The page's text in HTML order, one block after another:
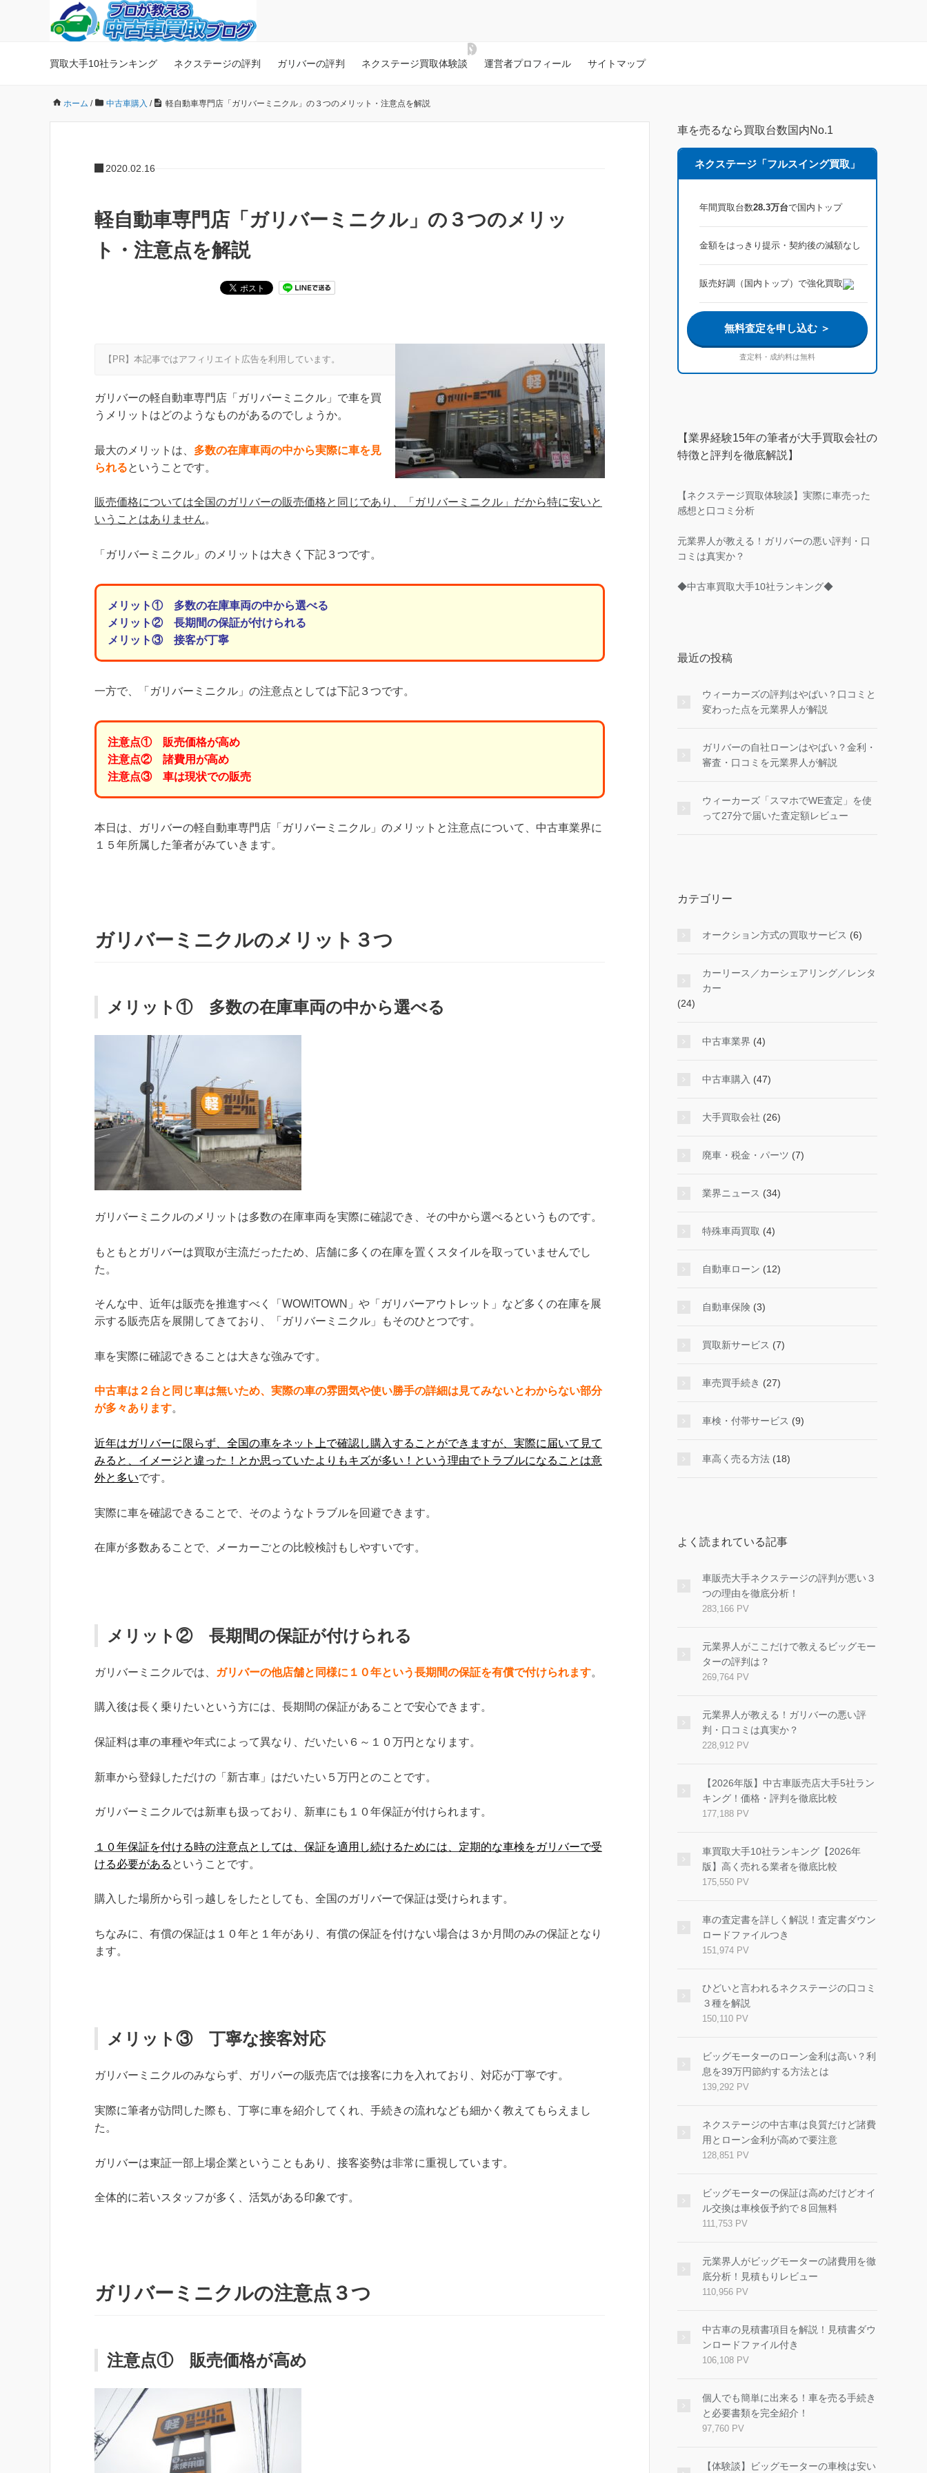
買取大手10社ランキング ネクステージの評判 ガリバーの評判 ネクステージ買取体験談 運営者プロフィール サイトマップ
ホーム / 中古車購入 / 軽自動車専門店「ガリバーミニクル」の３つのメリット・注意点を解説
2020.02.16
軽自動車専門店「ガリバーミニクル」の３つのメリッ
ト・注意点を解説
【PR】本記事ではアフィリエイト広告を利用しています。
ガリバーの軽自動車専門店「ガリバーミニクル」で車を買
うメリットはどのようなものがあるのでしょうか。
最大のメリットは、 多数の在庫車両の中から実際に車を見
られるということです。
販売価格については全国のガリバーの販売価格と同じであり、「ガリバーミニクル」だから特に安いと
いうことはありません。
「ガリバーミニクル」のメリットは大きく下記３つです。
メリット① 多数の在庫車両の中から選べる
メリット② 長期間の保証が付けられる
メリット③ 接客が丁寧
一方で、「ガリバーミニクル」の注意点としては下記３つです。
注意点① 販売価格が高め
注意点② 諸費用が高め
注意点③ 車は現状での販売
本日は、ガリバーの軽自動車専門店「ガリバーミニクル」のメリットと注意点について、中古車業界に
１５年所属した筆者がみていきます。
ガリバーミニクルのメリット３つ
メリット① 多数の在庫車両の中から選べる
ガリバーミニクルのメリットは多数の在庫車両を実際に確認でき、その中から選べるというものです。
もともとガリバーは買取が主流だったため、店舗に多くの在庫を置くスタイルを取っていませんでし
た。
そんな中、近年は販売を推進すべく「WOW!TOWN」や「ガリバーアウトレット」など多くの在庫を展
示する販売店を展開してきており、「ガリバーミニクル」もそのひとつです。
車を実際に確認できることは大きな強みです。
中古車は２台と同じ車は無いため、実際の車の雰囲気や使い勝手の詳細は見てみないとわからない部分
が多々あります。
近年はガリバーに限らず、全国の車をネット上で確認し購入することができますが、実際に届いて見て
みると、イメージと違った！とか思っていたよりもキズが多い！という理由でトラブルになることは意
外と多いです。
実際に車を確認できることで、そのようなトラブルを回避できます。
在庫が多数あることで、メーカーごとの比較検討もしやすいです。
メリット② 長期間の保証が付けられる
ガリバーミニクルでは、 ガリバーの他店舗と同様に１０年という長期間の保証を有償で付けられます。
購入後は長く乗りたいという方には、長期間の保証があることで安心できます。
保証料は車の車種や年式によって異なり、だいたい６～１０万円となります。
新車から登録しただけの「新古車」はだいたい５万円とのことです。
ガリバーミニクルでは新車も扱っており、新車にも１０年保証が付けられます。
１０年保証を付ける時の注意点としては、保証を適用し続けるためには、定期的な車検をガリバーで受
ける必要がある ということです。
購入した場所から引っ越しをしたとしても、全国のガリバーで保証は受けられます。
ちなみに、有償の保証は１０年と１年があり、有償の保証を付けない場合は３か月間のみの保証となり
ます。
メリット③ 丁寧な接客対応
ガリバーミニクルのみならず、ガリバーの販売店では接客に力を入れており、対応が丁寧です。
実際に筆者が訪問した際も、丁寧に車を紹介してくれ、手続きの流れなども細かく教えてもらえまし
た。
ガリバーは東証一部上場企業ということもあり、接客姿勢は非常に重視しています。
全体的に若いスタッフが多く、活気がある印象です。
ガリバーミニクルの注意点３つ
注意点① 販売価格が高め
車を売るなら買取台数国内No.1
ネクステージ「フルスイング買取」
年間買取台数28.3万台で国内トップ
金額をはっきり提示・契約後の減額なし
販売好調（国内トップ）で強化買取
無料査定を申し込む ＞
査定料・成約料は無料
【業界経験15年の筆者が大手買取会社の
特徴と評判を徹底解説】
【ネクステージ買取体験談】実際に車売った
感想と口コミ分析
元業界人が教える！ガリバーの悪い評判・口
コミは真実か？
◆中古車買取大手10社ランキング◆
最近の投稿
ウィーカーズの評判はやばい？口コミと
変わった点を元業界人が解説
ガリバーの自社ローンはやばい？金利・
審査・口コミを元業界人が解説
ウィーカーズ「スマホでWE査定」を使
って27分で届いた査定額レビュー
カテゴリー
オークション方式の買取サービス (6)
カーリース／カーシェアリング／レンタ
カー
(24)
中古車業界 (4)
中古車購入 (47)
大手買取会社 (26)
廃車・税金・パーツ (7)
業界ニュース (34)
特殊車両買取 (4)
自動車ローン (12)
自動車保険 (3)
買取新サービス (7)
車売買手続き (27)
車検・付帯サービス (9)
車高く売る方法 (18)
よく読まれている記事
車販売大手ネクステージの評判が悪い３
つの理由を徹底分析！
283,166 PV
元業界人がここだけで教えるビッグモー
ターの評判は？
269,764 PV
元業界人が教える！ガリバーの悪い評
判・口コミは真実か？
228,912 PV
【2026年版】中古車販売店大手5社ラン
キング！価格・評判を徹底比較
177,188 PV
車買取大手10社ランキング【2026年
版】高く売れる業者を徹底比較
175,550 PV
車の査定書を詳しく解説！査定書ダウン
ロードファイルつき
151,974 PV
ひどいと言われるネクステージの口コミ
３種を解説
150,110 PV
ビッグモーターのローン金利は高い？利
息を39万円節約する方法とは
139,292 PV
ネクステージの中古車は良質だけど諸費
用とローン金利が高めで要注意
128,851 PV
ビッグモーターの保証は高めだけどオイ
ル交換は車検仮予約で８回無料
111,753 PV
元業界人がビッグモーターの諸費用を徹
底分析！見積もりレビュー
110,956 PV
中古車の見積書項目を解説！見積書ダウ
ンロードファイル付き
106,108 PV
個人でも簡単に出来る！車を売る手続き
と必要書類を完全紹介！
97,760 PV
【体験談】ビッグモーターの車検は安い